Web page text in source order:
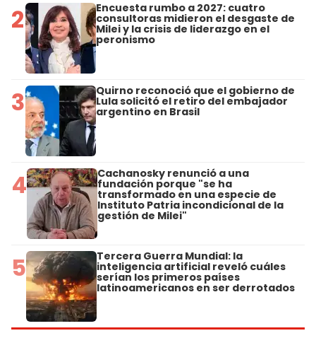
2 Encuesta rumbo a 2027: cuatro
consultoras midieron el desgaste de
Milei y la crisis de liderazgo en el
peronismo
3 Quirno reconoció que el gobierno de
Lula solicitó el retiro del embajador
argentino en Brasil
4 Cachanosky renunció a una
fundación porque "se ha
transformado en una especie de
Instituto Patria incondicional de la
gestión de Milei"
5 Tercera Guerra Mundial: la
inteligencia artificial reveló cuáles
serían los primeros países
latinoamericanos en ser derrotados